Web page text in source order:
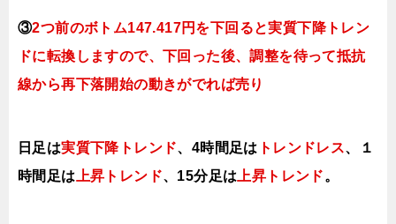
③2つ前のボトム147.417円を下回ると実質下降トレン
ドに転換 し ますので、下回った後、調整を待って抵抗
線から再下落開始の動きがでれば売り
日足は実質下降トレンド、4時間足は トレンドレス、１
時間足は 上昇トレンド、15分足は 上昇トレンド。